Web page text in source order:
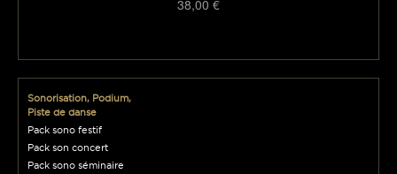
38,00 €
Sonorisation, Podium,
Piste de danse
Pack sono festif
Pack son concert
Pack sono séminaire